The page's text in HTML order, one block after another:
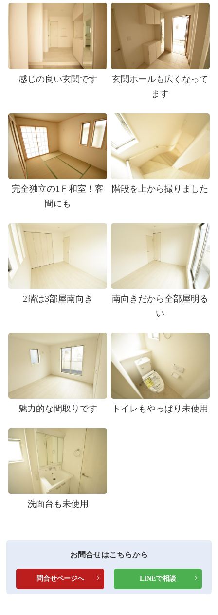
感じの良い玄関です
玄関ホールも広くなって
ます
完全独立の1Ｆ和室！客
間にも
階段を上から撮りました
2階は3部屋南向き
南向きだから全部屋明る
い
魅力的な間取りです トイレもやっぱり未使用
洗面台も未使用
お問合せはこちらから
問合せページへ LINEで相談